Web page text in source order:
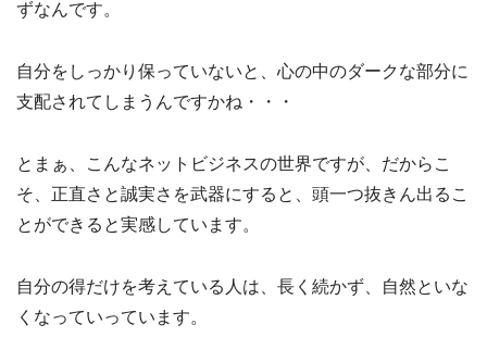
ずなんです。
自分をしっかり保っていないと、心の中のダークな部分に
支配されてしまうんですかね・・・
とまぁ、こんなネットビジネスの世界ですが、だからこ
そ、正直さと誠実さを武器にすると、頭一つ抜きん出るこ
とができると実感しています。
自分の得だけを考えている人は、長く続かず、自然といな
くなっていっています。